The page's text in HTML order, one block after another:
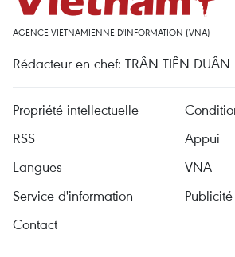
AGENCE VIETNAMIENNE D'INFORMATION (VNA)
Rédacteur en chef: TRÂN TIÊN DUÂN
Propriété intellectuelle
RSS
Appui
Langues
VNA
Service d'information
Publicité
Contact